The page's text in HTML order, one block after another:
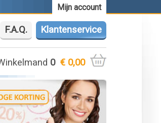
Mijn account
F.A.Q. Klantenservice
0 € 0,00